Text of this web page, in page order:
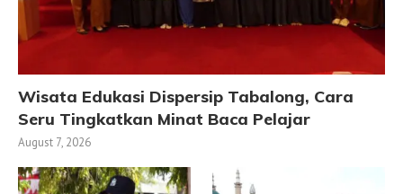
Wisata Edukasi Dispersip Tabalong, Cara
Seru Tingkatkan Minat Baca Pelajar
August 7, 2026